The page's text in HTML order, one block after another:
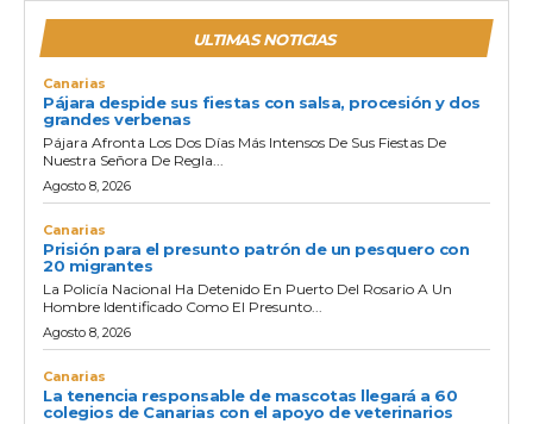
ULTIMAS NOTICIAS
Canarias
Pájara despide sus fiestas con salsa, procesión y dos
grandes verbenas
Pájara Afronta Los Dos Días Más Intensos De Sus Fiestas De
Nuestra Señora De Regla...
Agosto 8, 2026
Canarias
Prisión para el presunto patrón de un pesquero con
20 migrantes
La Policía Nacional Ha Detenido En Puerto Del Rosario A Un
Hombre Identificado Como El Presunto...
Agosto 8, 2026
Canarias
La tenencia responsable de mascotas llegará a 60
colegios de Canarias con el apoyo de veterinarios